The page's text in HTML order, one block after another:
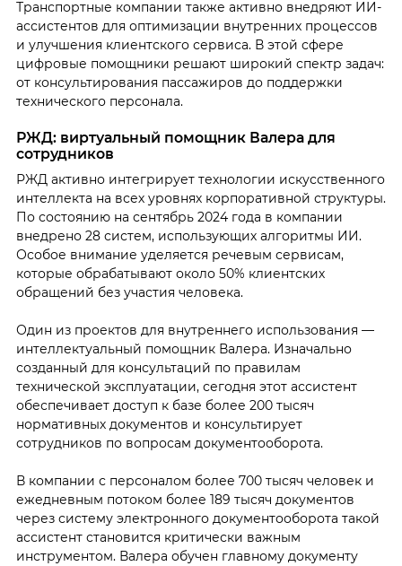
Транспортные компании также активно внедряют ИИ-
ассистентов для оптимизации внутренних процессов
и улучшения клиентского сервиса. В этой сфере
цифровые помощники решают широкий спектр задач:
от консультирования пассажиров до поддержки
технического персонала.
РЖД: виртуальный помощник Валера для
сотрудников
РЖД активно интегрирует технологии искусственного
интеллекта на всех уровнях корпоративной структуры.
По состоянию на сентябрь 2024 года в компании
внедрено 28 систем, использующих алгоритмы ИИ.
Особое внимание уделяется речевым сервисам,
которые обрабатывают около 50% клиентских
обращений без участия человека.
Один из проектов для внутреннего использования —
интеллектуальный помощник Валера. Изначально
созданный для консультаций по правилам
технической эксплуатации, сегодня этот ассистент
обеспечивает доступ к базе более 200 тысяч
нормативных документов и консультирует
сотрудников по вопросам документооборота.
В компании с персоналом более 700 тысяч человек и
ежедневным потоком более 189 тысяч документов
через систему электронного документооборота такой
ассистент становится критически важным
инструментом. Валера обучен главному документу